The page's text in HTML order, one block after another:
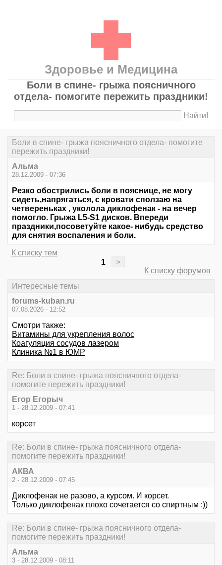
Здоровье и Медицина
Боли в спине- грыжа поясничного
отдела- помогите пережить праздники!
Найти!
Боли в спине- грыжа поясничного отдела- помогите
пережить праздники!
Альма
28.12.2009 - 07:36
Резко обострились боли в пояснице, не могу
сидеть,напрягаться, с кровати сползаю на
четвереньках , уколола диклофенак - на вечер
помогло. Грыжа L5-S1 дисков. Впереди
праздники,посоветуйте какое- нибудь средство
для снятия воспаления и боли.
К списку тем
1
>
К списку форумов
Интересные темы
forums-kuban.ru
07.08.2026 - 12:52
Смотри также:
Витамины для укрепления волос
Коагуляция сосудов лазером
Клиника №1 в ЮМР
Re: Боли в спине- грыжа поясничного отдела-
помогите пережить праздники!
Егор Егорыч
1 - 28.12.2009 - 07:41
корсет
Re: Боли в спине- грыжа поясничного отдела-
помогите пережить праздники!
АКВА
2 - 28.12.2009 - 07:45
Диклофенак не разово, а курсом. И корсет.
Только диклофенак плохо сочетается со спиртным :))
Re: Боли в спине- грыжа поясничного отдела-
помогите пережить праздники!
Альма
3 - 28.12.2009 - 08:11